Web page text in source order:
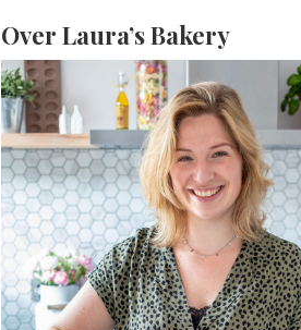
Over Laura’s Bakery